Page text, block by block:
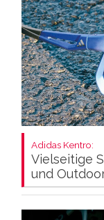
Adidas Kentro:
Vielseitige
und